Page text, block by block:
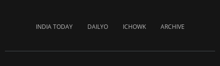
INDIA TODAY DAILYO ICHOWK ARCHIVE